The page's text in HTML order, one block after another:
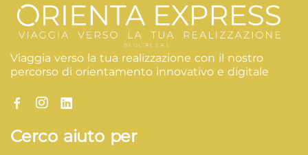
Viaggia verso la tua realizzazione con il nostro
percorso di orientamento innovativo e digitale
Cerco aiuto per